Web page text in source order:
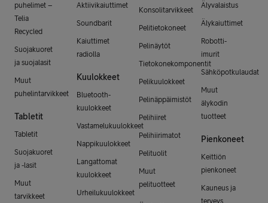
puhelimet –
Telia
Recycled
Suojakuoret
ja suojalasit
Muut
puhelintarvikkeet
Tabletit
Tabletit
Suojakuoret
ja -lasit
Muut
tarvikkeet
Aktiivikaiuttimet
Soundbarit
Kaiuttimet
radiolla
Kuulokkeet
Bluetooth-
kuulokkeet
Vastamelukuulokkeet
Nappikuulokkeet
Langattomat
kuulokkeet
Urheilukuulokkeet
Konsolitarvikkeet
Pelitietokoneet
Pelinäytöt
Tietokonekomponentit
Pelikuulokkeet
Pelinäppäimistöt
Pelihiiret
Pelihiirimatot
Pelituolit
Muut
pelituotteet
Älyvalaistus
Älykaiuttimet
Robotti-
imurit
Sähköpotkulaudat
Muut
älykodin
tuotteet
Pienkoneet
Keittiön
pienkoneet
Kauneus ja
terveys